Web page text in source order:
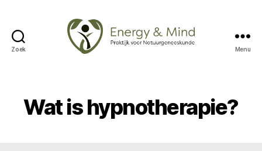
Zoek Menu
Wat is hypnotherapie?